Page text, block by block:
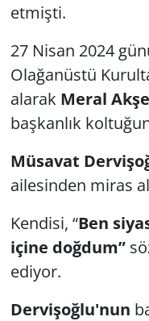
etmişti.
27 Nisan 2024
Olağanüstü
alarak Meral
başkanlık
Müsavat
ailesinden miras
Kendisi, “Ben
içine doğdum”
ediyor.
Dervişoğlu'nun